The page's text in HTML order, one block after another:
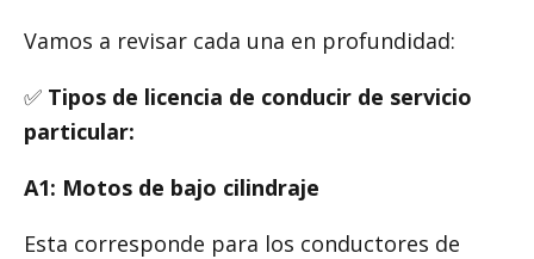
Vamos a revisar cada una en profundidad:
✅ Tipos de licencia de conducir de servicio
particular:
A1: Motos de bajo cilindraje
Esta corresponde para los conductores de